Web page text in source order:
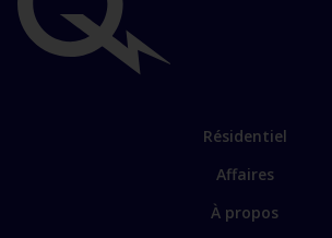
importants
Lien
les
principales
Résidentiel
Affaires
Lien
À propos